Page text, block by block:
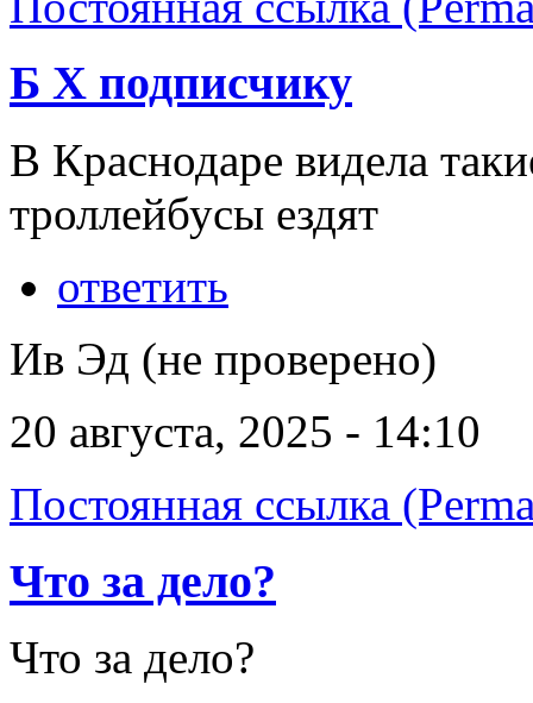
Б Х подписчику
В Краснодаре видела
троллейбусы ездят
ответить
Ив Эд (не проверено)
20 августа, 2025 - 14:10
Постоянная ссылка
Что за дело?
Что за дело?